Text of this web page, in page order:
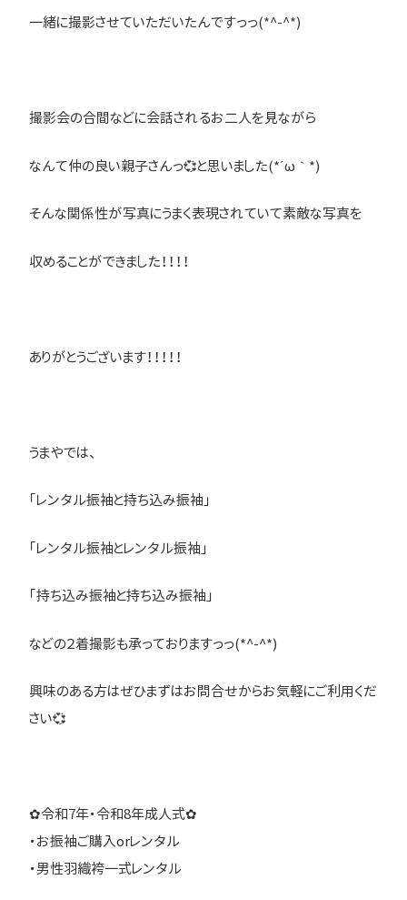
一緒に撮影させていただいたんですっっ(*^-^*)
撮影会の合間などに会話されるお二人を見ながら
なんて仲の良い親子さんっ💞と思いました(*´ω｀*)
そんな関係性が写真にうまく表現されていて素敵な写真を
収めることができました！！！！
ありがとうございます！！！！！
うまやでは、
「レンタル振袖と持ち込み振袖」
「レンタル振袖とレンタル振袖」
「持ち込み振袖と持ち込み振袖」
などの２着撮影も承っておりますっっ(*^-^*)
興味のある方はぜひまずはお問合せからお気軽にご利用くだ
さい💞
✿令和7年・令和8年成人式✿
・お振袖ご購入orレンタル
・男性羽織袴一式レンタル